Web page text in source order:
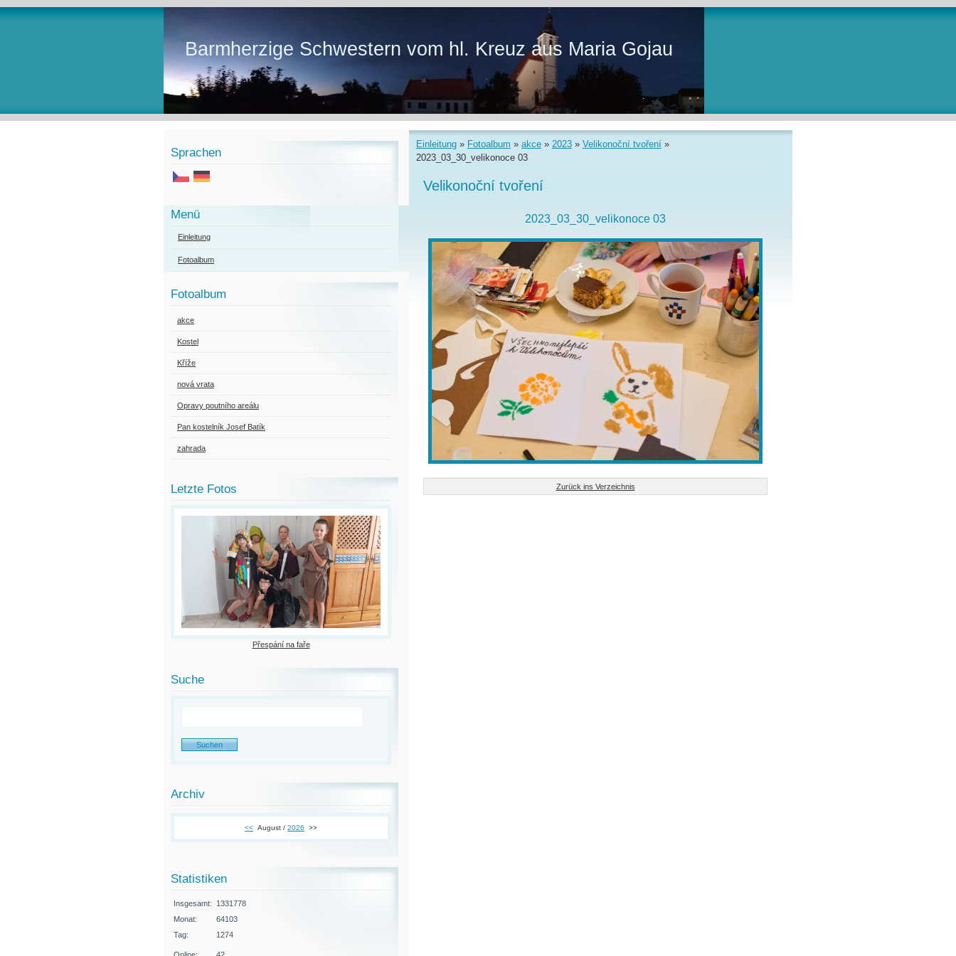
Barmherzige Schwestern vom hl. Kreuz aus Maria Gojau
Einleitung » Fotoalbum » akce » 2023 » Velikonoční tvoření »
2023_03_30_velikonoce 03
Velikonoční tvoření
2023_03_30_velikonoce 03
Zurück ins Verzeichnis
Sprachen
Menü
Einleitung
Fotoalbum
Fotoalbum
akce
Kostel
Kříže
nová vrata
Opravy poutního areálu
Pan kostelník Josef Batík
zahrada
Letzte Fotos
Přespání na faře
Suche
Archiv
<< August / 2026 >>
Statistiken
Insgesamt:
1331778
Monat:
64103
Tag:
1274